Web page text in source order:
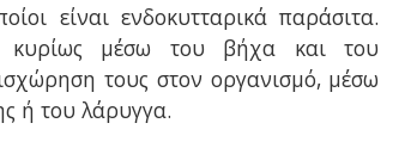
είναι ενδοκυτταρικά παράσιτα.
κυρίως μέσω του βήχα και του
τους στον οργανισμό, μέσω
ή του λάρυγγα.